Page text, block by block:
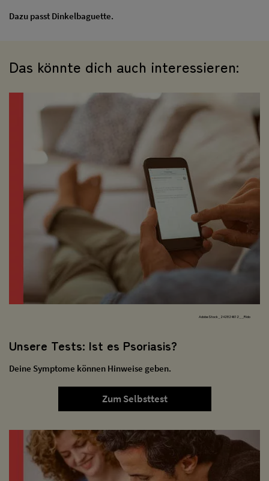
Dazu passt Dinkelbaguette.
Das könnte dich auch interessieren:
AdobeStock_242824612__Rido
Unsere Tests: Ist es Psoriasis?
Deine Symptome können Hinweise geben.
Zum Selbsttest